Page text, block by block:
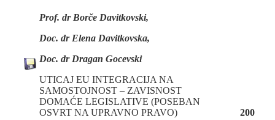
Prof. dr Borče Davitkovski,
Doc. dr Elena Davitkovska,
Doc. dr Dragan Gocevski
UTICAJ EU INTEGRACIJA NA
SAMOSTOJNOST – ZAVISNOST
DOMAĆE LEGISLATIVE (POSEBAN
OSVRT NA UPRAVNO PRAVO)
200